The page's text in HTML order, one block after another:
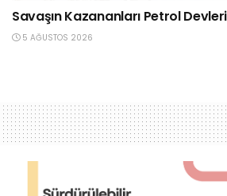
Savaşın Kazananları Petrol
5 AĞUSTOS 2026